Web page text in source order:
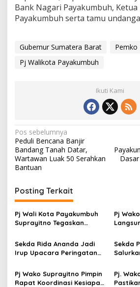
Bank Nagari Payakumbuh, Ketua
Payakumbuh serta tamu
Gubernur Sumatera Barat
Pemko
Pj Walikota Payakumbuh
Ikuti Kami
N
a
v
i
g
a
s
i
p
o
s
Pos sebelumnya
Peduli Bencana Banjir
Bandang Tanah Datar,
Wartawan Luak 50 Serahkan
Bantuan
Posting Terkait
Pj Wali Kota Payakumbuh
Suprayitno Tegaskan
Eksekutif dan Legislatif
Dalam Mendukung
Pembangunan Daerah
Pj
Sekda Rida Ananda Jadi
Irup Upacara Peringatan
2024
Sekda
Pj Wako Suprayitno Pimpin
Rapat Koordinasi Kesiapan
Pj.